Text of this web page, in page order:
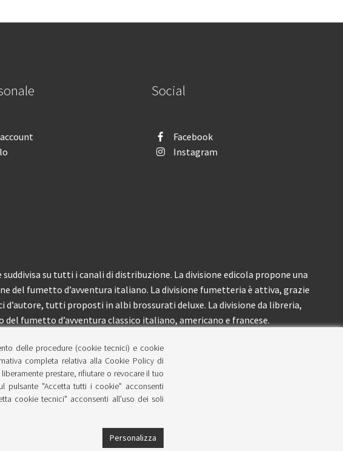
Social
Facebook
Instagram
su tutti i canali di distribuzione. La divisione edicola propone una
del fumetto d’avventura italiano. La divisione fumetteria è attiva, grazie
tutti proposti in albi brossurati deluxe. La divisione da libreria,
fumetto d’avventura classico italiano, americano e francese.
delle procedure (cookie tecnici) e cookie
completa relativa alla Cookie Policy di
prestare, rifiutare o revocare il tuo
pulsante "Accetta tutti i cookie" acconsenti
cookie tecnici" acconsenti all'uso dei soli
Personalizza